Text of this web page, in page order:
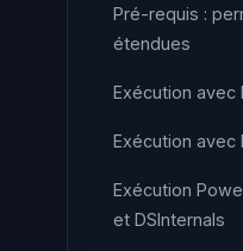
Pré-requis :
étendues
Exécution avec
Exécution
Exécution
et DSInternals